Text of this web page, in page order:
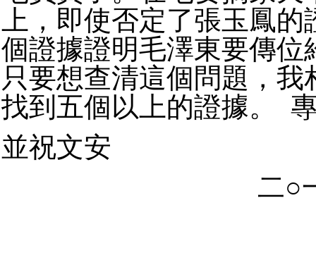
上，即使否定了張玉鳳
個證據證明毛澤東要傳位
只要想查清這個問題，我
找到五個以上的證據。
並祝文安
二○